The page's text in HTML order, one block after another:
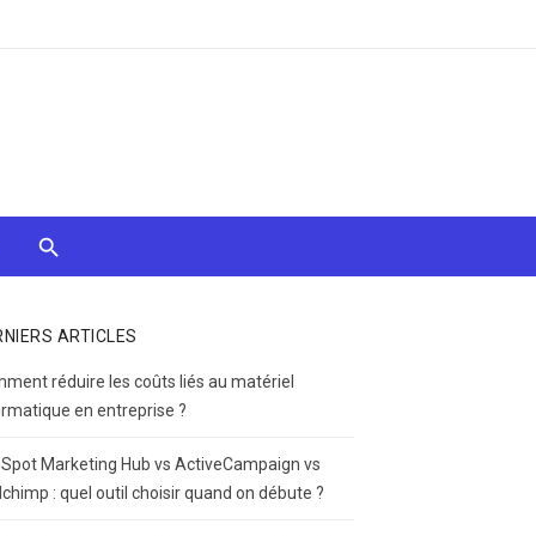
ARTICLES
réduire les coûts liés au matériel
en entreprise ?
Marketing Hub vs ActiveCampaign vs
: quel outil choisir quand on débute ?